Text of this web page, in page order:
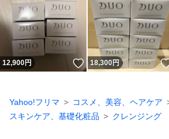
12,900円 いいね！
18,300円
Yahoo!フリマ
コスメ、美容、ヘアケア
スキンケア、基礎化粧品
クレンジング